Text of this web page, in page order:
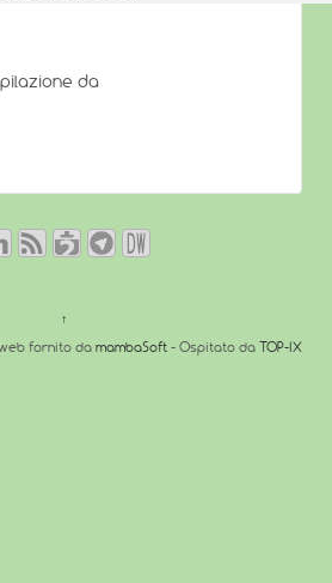
da
↑
fornito da mambaSoft - Ospitato da TOP-IX